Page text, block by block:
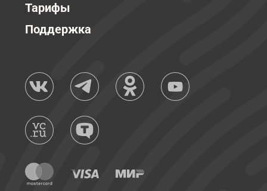
Тарифы
Поддержка